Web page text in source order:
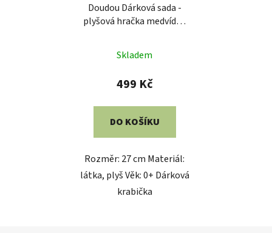
Doudou Dárková sada -
plyšová hračka medvídek
Skladem
499 Kč
DO KOŠÍKU
Rozměr: 27 cm Materiál:
látka, plyš Věk: 0+ Dárková
krabička